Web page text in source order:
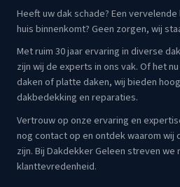
Heeft uw dak schade? Een
huis binnenkomt? Geen zorgen, wij
Met ruim 30 jaar ervaring in diverse
zijn wij de experts in ons vak. Of het
daken of platte daken, wij bieden
dakbedekking en reparaties.
Vertrouw op onze ervaring en
nog contact op en ontdek waarom wij
zijn. Bij Dakdekker Geleen streven we
klanttevredenheid.